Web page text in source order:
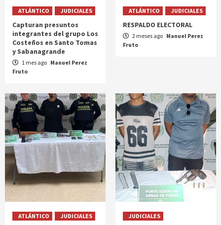
ATLÁNTICO JUDICIALES
Capturan presuntos
integrantes del grupo Los
Costeños en Santo Tomas
y Sabanagrande
1 mes ago Manuel Perez
Fruto
ATLÁNTICO JUDICIALES
RESPALDO ELECTORAL
2 meses ago Manuel Perez
Fruto
ATLÁNTICO JUDICIALES
JUDICIALES